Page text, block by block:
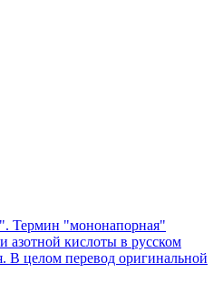
Термин "мононапорная"
азотной кислоты в русском
В целом перевод оригинальной